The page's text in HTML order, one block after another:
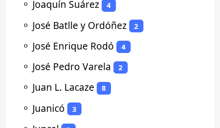
⚬ Joaquín Suárez 4
⚬ José Batlle y Ordóñez 2
⚬ José Enrique Rodó 4
⚬ José Pedro Varela 2
⚬ Juan L. Lacaze 8
⚬ Juanicó 3